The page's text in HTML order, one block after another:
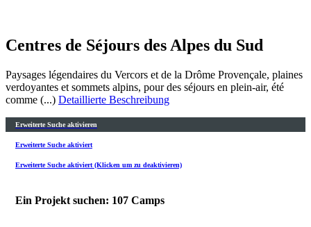
Centres de Séjours des Alpes du Sud
Paysages légendaires du Vercors et de la Drôme Provençale, plaines
verdoyantes et sommets alpins, pour des séjours en plein-air, été
comme (...) Detaillierte Beschreibung
Erweiterte Suche aktivieren
Erweiterte Suche aktiviert
Erweiterte Suche aktiviert (Klicken um zu deaktivieren)
Ein Projekt suchen: 107 Camps